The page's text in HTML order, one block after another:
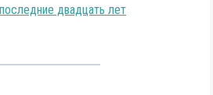
двадцать лет